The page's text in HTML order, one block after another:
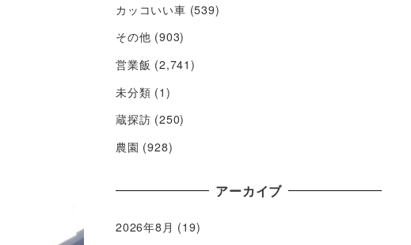
カッコいい車 (539)
その他 (903)
営業飯 (2,741)
未分類 (1)
蔵探訪 (250)
農園 (928)
アーカイブ
2026年8月 (19)